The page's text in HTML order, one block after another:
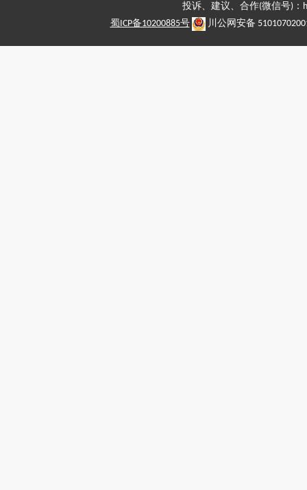
投诉、建议、合作(微信号)
蜀ICP备10200885号
川公网安备